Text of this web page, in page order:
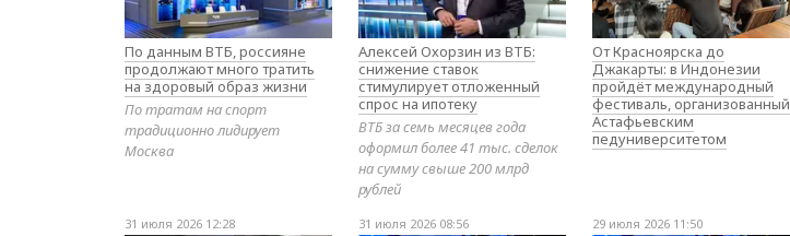
По данным ВТБ, россияне
продолжают много тратить
на здоровый образ жизни
По тратам на спорт
традиционно лидирует
Москва
Алексей Охорзин из ВТБ:
снижение ставок
стимулирует отложенный
спрос на ипотеку
ВТБ за семь месяцев года
оформил более 41 тыс. сделок
на сумму свыше 200 млрд
рублей
От Красноярска до
Джакарты: в Индонезии
пройдёт международный
фестиваль, организованный
Астафьевским
педуниверситетом
31 июля 2026 12:28 31 июля 2026 08:56 29 июля 2026 11:50